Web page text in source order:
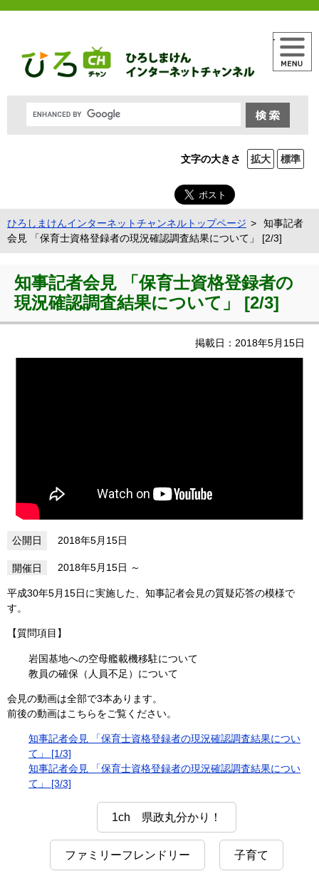
文字の大きさ 拡大 標準
メニュー
ひろしまけんインターネットチャンネルトップページ
知事記者
会見 「保育士資格登録者の現況確認調査結果について」 [2/3]
知事記者会見 「保育士資格登録者の
現況確認調査結果について」 [2/3]
掲載日：2018年5月15日
2018年5月15日
2018年5月15日
平成30年5月15日に実施した、知事記者会見の質疑応答の模様で
す。
【質問項目】
岩国基地への空母艦載機移駐について
教員の確保（人員不足）について
会見の動画は全部で3本あります。
前後の動画はこちらをご覧ください。
知事記者会見 「保育士資格登録者の現況確認調査結果につい
て」 [1/3]
知事記者会見 「保育士資格登録者の現況確認調査結果につい
て」 [3/3]
1ch 県政丸分かり！
ファミリーフレンドリー 子育て